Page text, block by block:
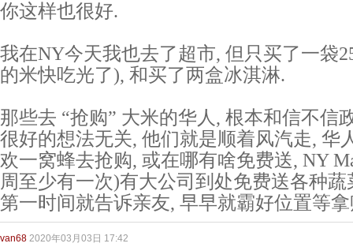
你这样也很好.
我在NY今天我也去了超市, 但只买了一袋
的米快吃光了), 和买了两盒冰淇淋.
那些去 “抢购” 大米的华人, 根本和信不信
很好的想法无关, 他们就是顺着风汽走, 华
欢一窝蜂去抢购, 或在哪有啥免费送, NY
周至少有一次)有大公司到处免费送各种
第一时间就告诉亲友, 早早就霸好位置等
van68 2020年03月03日 17:42